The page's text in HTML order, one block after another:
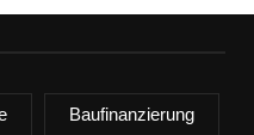
Baufinanzierung